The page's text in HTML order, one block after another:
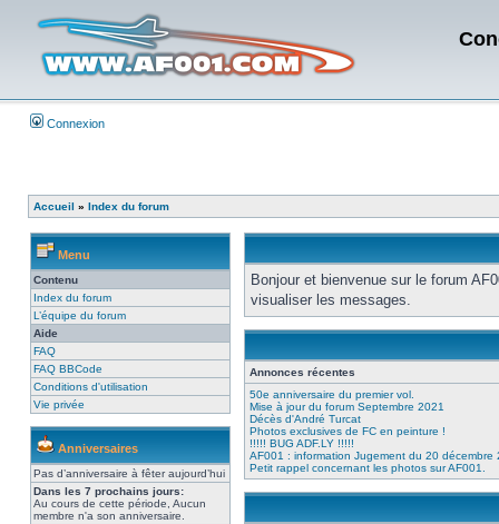
Connexion
Accueil » Index du forum
Menu
Contenu
Index du forum
L’équipe du forum
Aide
FAQ
FAQ BBCode
Conditions d'utilisation
Vie privée
Anniversaires
Pas d’anniversaire à fêter aujourd’hui
Dans les 7 prochains jours:
Au cours de cette période, Aucun
membre n'a son anniversaire.
Bonjour et bienvenue sur le forum
visualiser les messages.
Annonces récentes
50e anniversaire du premier vol.
Mise à jour du forum Septembre 2021
Décès d'André Turcat
Photos exclusives de FC en peinture !
!!!!! BUG ADF.LY !!!!!
AF001 : information Jugement du 20 décembre
Petit rappel concernant les photos sur AF001.